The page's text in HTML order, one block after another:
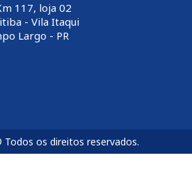
117, loja 02
- Vila Itaqui
Largo - PR
Todos os direitos reservados.